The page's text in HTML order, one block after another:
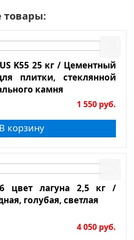
товары:
K55 25 кг / Цементный
плитки, стеклянной
камня
1 550 руб.
В корзину
цвет лагуна 2,5 кг /
голубая, светлая
4 050 руб.